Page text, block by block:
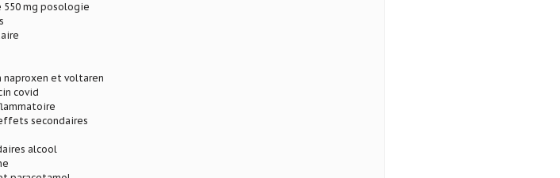
550 mg posologie
naproxen et voltaren
covid
secondaires
alcool